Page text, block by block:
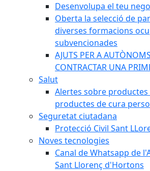
Desenvolupa el teu
Oberta la selecció de
diverses formacions
subvencionades
AJUTS PER A
CONTRACTAR UNA
Salut
Alertes sobre productes
productes de cura
Seguretat ciutadana
Protecció Civil Sant
Noves tecnologies
Canal de Whatsapp de
Sant Llorenç d'Hortons